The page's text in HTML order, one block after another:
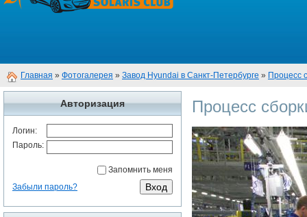
Главная » Фотогалерея » Завод Hyundai в Санкт-Петербурге » Процесс
Авторизация
Логин:
Пароль:
Запомнить меня
Забыли пароль?
Процесс